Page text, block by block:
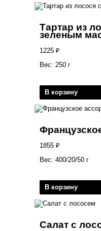
Тартар из
зеленым
1225 ₽
Вес: 250 г
В корзину
1855 ₽
Вес: 400/20/50 г
В корзину
Салат с